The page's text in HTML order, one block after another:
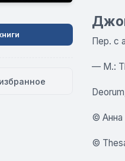
Пер. с
— М.:
© Анна
©